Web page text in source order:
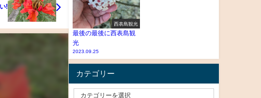
!
西表島観光
最後の最後に西表島観
光
2023.09.25
カテゴリー